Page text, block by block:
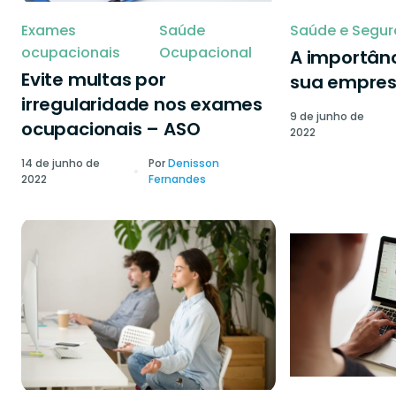
Exames
ocupacionais
Saúde
Ocupacional
Evite multas por
irregularidade nos exames
ocupacionais – ASO
14 de junho de
2022
PorDenisson
Fernandes
Saúde e
A
sua
9 de junho de
2022